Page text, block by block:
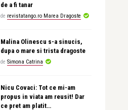
de a fi tanar
de revistatango.ro Marea Dragoste
Malina Olinescu s-a sinucis,
dupa o mare si trista dragoste
de Simona Catrina
Nicu Covaci: Tot ce mi-am
propus in viata am reusit! Dar
ce pret am platit…